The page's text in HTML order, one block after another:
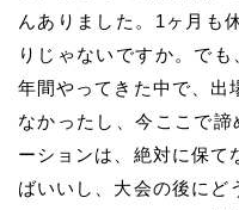
んありました。1ヶ月も
りじゃないですか。で
年間やってきた中で、出
なかったし、今ここで
ーションは、絶対に保て
ばいいし、大会の後にど